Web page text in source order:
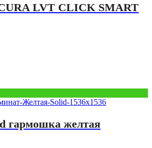
LVT CLICK SMART
гармошка желтая